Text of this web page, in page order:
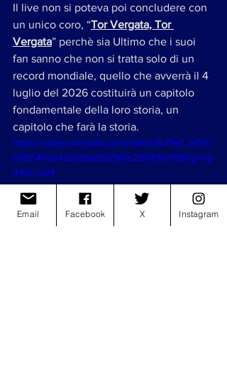
Il live non si poteva poi concludere con
un unico coro, “Tor Vergata, Tor
Vergata” perchè sia Ultimo che i suoi
fan sanno che non si tratta solo di un
record mondiale, quello che avverrà il 4
luglio del 2026 costituirà un capitolo
fondamentale della loro storia, un
capitolo che farà la storia.
https://video.wixstatic.com/video/fb79af_a756
b8b540aa43cb9aa0ba561e2d849d/1080p/mp
4/file.mp4
Email Facebook X Instagram